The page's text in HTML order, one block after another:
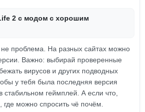
2 с модом с хорошим
не проблема. На разных сайтах можно
Важно: выбирай проверенные
вирусов и других подводных
у тебя была последняя версия
геймплей. А если что,
где можно спросить чё почём.